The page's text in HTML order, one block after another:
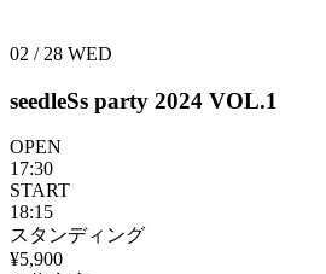
02 / 28 WED
seedleSs party 2024 VOL.1
OPEN
17:30
START
18:15
スタンディング
¥5,900